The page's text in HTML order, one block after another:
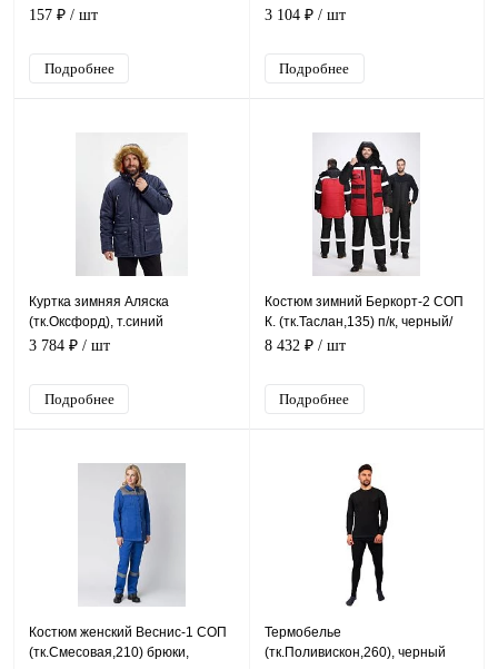
желтый
157 ₽ / шт
Подробнее
3 104 ₽ / шт
Подробнее
Куртка зимняя Аляска
(тк.Оксфорд), т.синий
3 784 ₽ / шт
Подробнее
Костюм зимний Беркорт-2 СОП
К. (тк.Таслан,135) п/к, черный/
красный
8 432 ₽ / шт
Подробнее
Костюм женский Веснис-1 СОП
(тк.Смесовая,210) брюки,
Термобелье
(тк.Поливискон,260), черный